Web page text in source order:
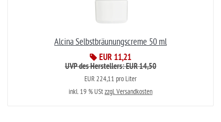
Alcina Selbstbräunungscreme 50 ml
EUR 11,21
UVP des Herstellers: EUR 14,50
EUR 224,11 pro Liter
inkl. 19 % UStzzgl. Versandkosten